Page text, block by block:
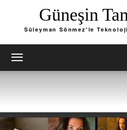
Güneşin
Süleyman Sönmez'le